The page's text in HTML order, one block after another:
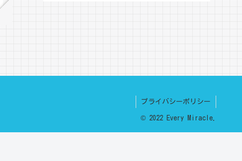
プライバシーポリシー
© 2022 Every Miracle.